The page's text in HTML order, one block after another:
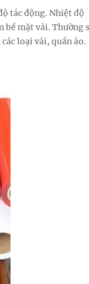
tác động. Nhiệt độ
bề mặt vải. Thường
loại vải, quần áo.